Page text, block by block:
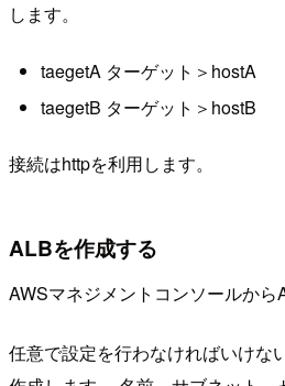
します。
taegetA ターゲット＞hostA
taegetB ターゲット＞hostB
接続はhttpを利用します。
ALBを作成する
AWSマネジメントコンソールから
任意で設定を行わなければいけな